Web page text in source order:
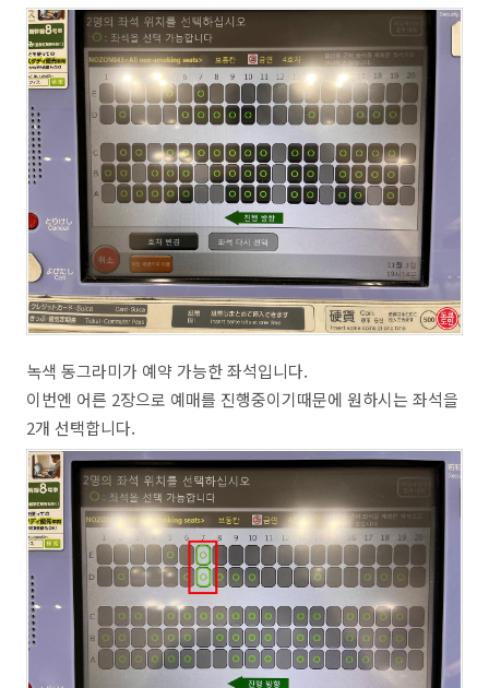
녹색 동그라미가 예약 가능한 좌석입니다.
이번엔 어른 2장으로 예매를 진행중이기때문에 원하시는 좌석을
2개 선택합니다.